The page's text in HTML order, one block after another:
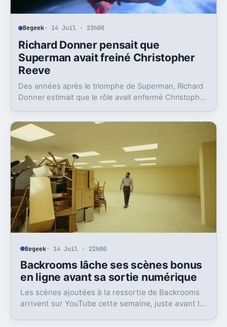
Begeek· 14 Juil · 23h00
Richard Donner pensait que
Superman avait freiné Christopher
Reeve
Des années après le triomphe de Superman, Richard
Donner estimait que le rôle avait enfermé Christopher
sortir.
Begeek· 14 Juil · 22h00
Backrooms lâche ses scènes bonus
en ligne avant sa sortie numérique
Les scènes ajoutées à la ressortie de Backrooms
arrivent sur YouTube cette semaine, juste avant la